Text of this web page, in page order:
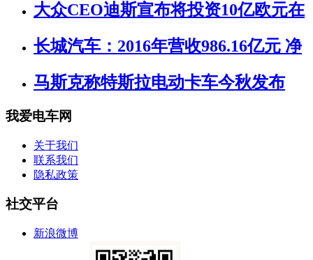
大众CEO迪斯宣布将投资10亿欧元在
长城汽车：2016年营收986.16亿元 净
马斯克称特斯拉电动卡车今秋发布
我爱电车网
关于我们
联系我们
隐私政策
社交平台
新浪微博